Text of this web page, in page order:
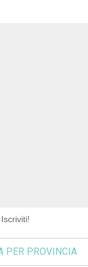
Iscriviti!
PER PROVINCIA